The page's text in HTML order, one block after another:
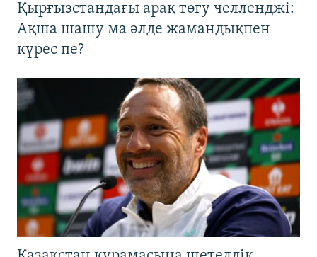
Қырғызстандағы арақ төгу челленджі:
Ақша шашу ма әлде жамандықпен
күрес пе?